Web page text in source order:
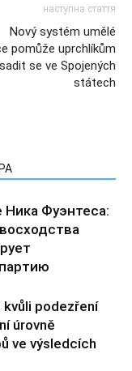
наступна стаття
Nový systém umělé
pomůže uprchlíkům
se ve Spojených
státech
Фуэнтеса:
kvůli podezření
úrovně
ve výsledcích